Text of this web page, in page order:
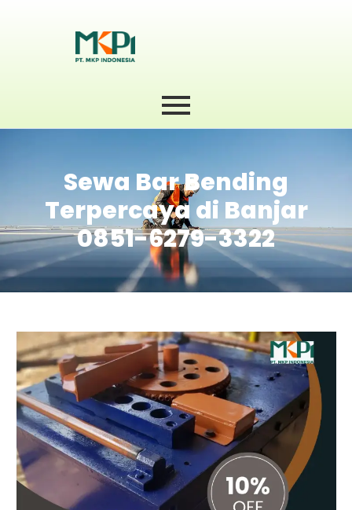
Sewa Bar Bending
Terpercaya di Banjar
0851-6279-3322